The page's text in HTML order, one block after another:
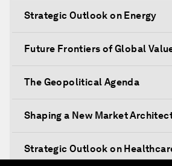
Strategic Outlook on Energy
Future Frontiers of Global
The Geopolitical Agenda
Shaping a New Market
Strategic Outlook on